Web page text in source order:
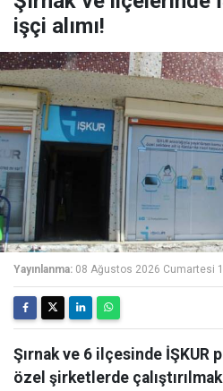
işçi alımı!
Yayınlanma: 08 Ağustos 2026 Cumartesi
Şırnak ve 6 ilçesinde
özel şirketlerde